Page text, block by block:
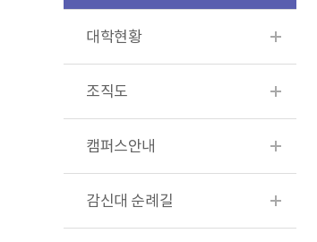
대학현황
조직도
캠퍼스안내
감신대 순례길